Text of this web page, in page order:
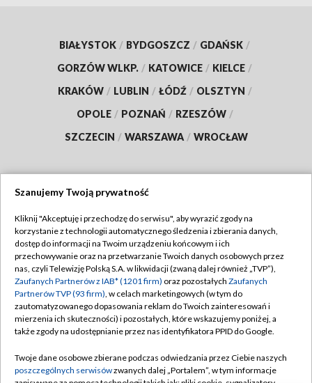
BIAŁYSTOK / BYDGOSZCZ / GDAŃSK /
GORZÓW WLKP. / KATOWICE / KIELCE /
KRAKÓW / LUBLIN / ŁÓDŹ / OLSZTYN /
OPOLE / POZNAŃ / RZESZÓW /
SZCZECIN / WARSZAWA / WROCŁAW
TVP
Abonament TVP
Emisja w TVP
Centrum informacji TVP
Naziemna Telewizja Cyfrowa
Rada Programowa
Regulamin TVP
Polityka prywatności
Moje zgody
Pomoc
Kontakt
Szanujemy Twoją prywatność
Kliknij "Akceptuję i przechodzę do serwisu", aby wyrazić zgody na
korzystanie z technologii automatycznego śledzenia i zbierania danych,
dostęp do informacji na Twoim urządzeniu końcowym i ich
przechowywanie oraz na przetwarzanie Twoich danych osobowych przez
nas, czyli Telewizję Polską S.A. w likwidacji (zwaną dalej również „TVP”),
Zaufanych Partnerów z IAB* (1201 firm) oraz pozostałych Zaufanych
Partnerów TVP (93 firm), w celach marketingowych (w tym do
zautomatyzowanego dopasowania reklam do Twoich zainteresowań i
mierzenia ich skuteczności) i pozostałych, które wskazujemy poniżej, a
także zgody na udostępnianie przez nas identyfikatora PPID do Google.
Twoje dane osobowe zbierane podczas odwiedzania przez Ciebie naszych
poszczególnych serwisówzwanych dalej „Portalem”, w tym informacje